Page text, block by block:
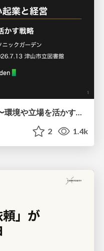
成功を追わない起業と経営 〜環境や立場を活かす戦略（Homing 2026）
2 1.4k